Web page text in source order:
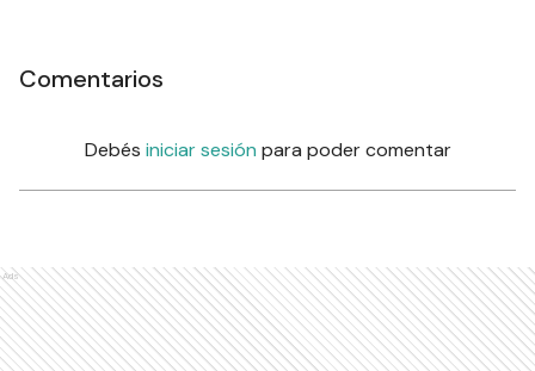
Comentarios
Debés iniciar sesión para poder comentar
Ads